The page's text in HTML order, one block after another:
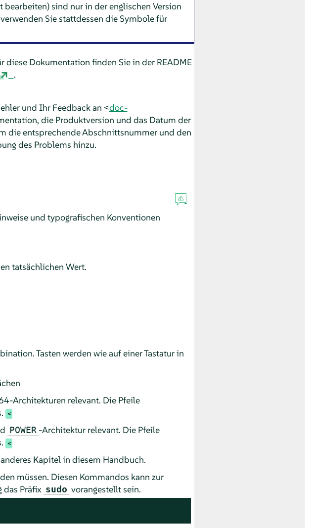
sind nur in der englischen Version
Sie stattdessen die Symbole für
Dokumentation finden Sie in der README
.
und Ihr Feedback an <doc-
die Produktversion und das Datum der
die entsprechende Abschnittsnummer und den
des Problems hinzu.
und typografischen Konventionen
tatsächlichen Wert.
Tasten werden wie auf einer Tastatur in
Architekturen relevant. Die Pfeile
POWER -Architektur relevant. Die Pfeile
Kapitel in diesem Handbuch.
müssen. Diesen Kommandos kann zur
Präfix sudo vorangestellt sein.